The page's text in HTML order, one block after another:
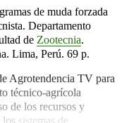
de muda forzada
Departamento
de Zootecnia.
Lima, Perú. 69 p.
Agrotendencia TV para
técnico-agrícola
de los recursos y